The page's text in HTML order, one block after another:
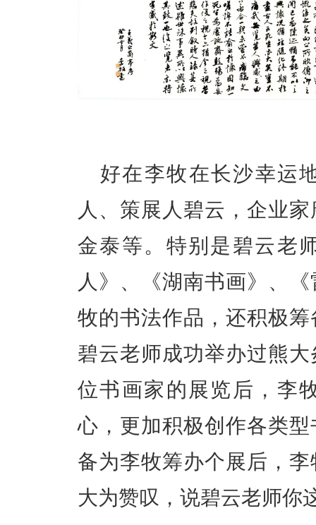
好在李牧在长沙幸运
人、策展人碧云，企业
金泰等。特别是碧云老
人》、《湖南书画》、
牧的书法作品，还积极
碧云老师成功举办过熊
位书画家的展览后，李
心，更加积极创作各类
备为李牧筹办个展后，
大为赞叹，说碧云老师你